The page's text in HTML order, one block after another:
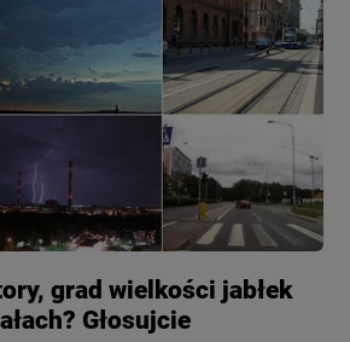
grad wielkości jabłek
Głosujcie